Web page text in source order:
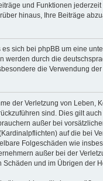
und Funktionen
hinaus, Ihre Beiträge
sich bei phpBB um eine
werden durch die
die Verwendung
der Verletzung von
sind. Dies gilt
außer bei
auf die bei
Folgeschäden wie
außer bei der
und im Übrigen der